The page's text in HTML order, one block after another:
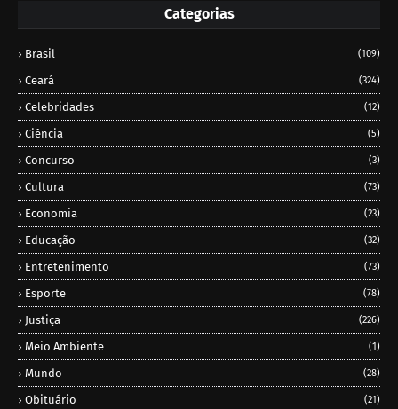
Categorias
Brasil (109)
Ceará (324)
Celebridades (12)
Ciência (5)
Concurso (3)
Cultura (73)
Economia (23)
Educação (32)
Entretenimento (73)
Esporte (78)
Justiça (226)
Meio Ambiente (1)
Mundo (28)
Obituário (21)